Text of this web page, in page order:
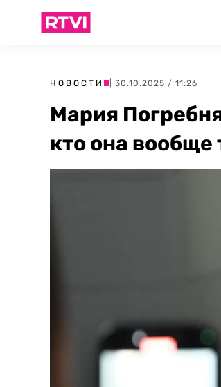
НОВОСТИ | 30.10.2025 / 11:26
Мария
кто она вообще